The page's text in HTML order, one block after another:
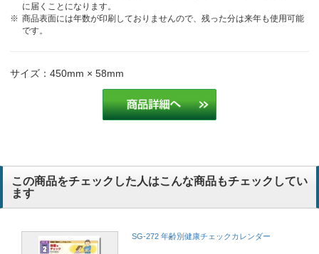
に届くことになります。
商品表面には年数が印刷しておりませんので、残った分は来年も使用可能
です。
サイズ：450mm × 58mm
この商品をチェックした人はこんな商品もチェックしてい
ます
SG-272 年齢別健康チェックカレンダー